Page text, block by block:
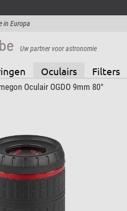
in Europa
Uw partner voor astronomie
Oculairs Filters
Oculair OGDO 9mm 80°